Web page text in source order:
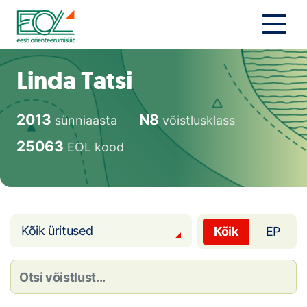
Liigu
sisu
juurde
Estonian Orienteering Federation
Uudised
Alustajale
Orienteerujale
Eesti Orienteerumine 100!
Noored
Linda Tatsi
2013 sünniaasta N8 võistlusklass
25063 EOL kood
Kõik üritused Kõik EP